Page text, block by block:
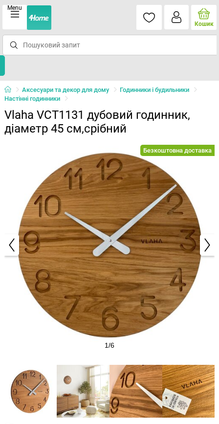
Menu
Кошик
Аксесуари та декор для дому
Годинники і будильники
Настінні годинники
Vlaha VCT1131 дубовий годинник,
діаметр 45 см,срібний
Безкоштовна доставка
1/6